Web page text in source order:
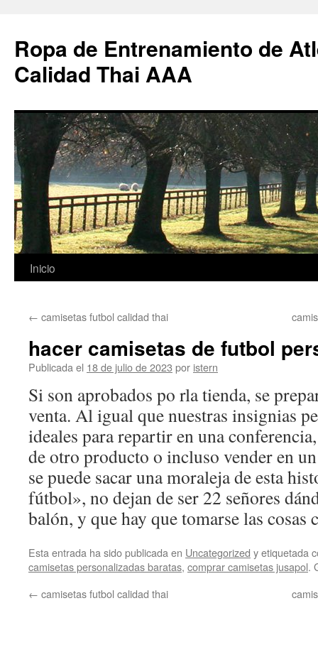
Ropa de Entrenamiento de
Calidad Thai AAA
Saltar
contenido
Inicio
← camisetas futbol calidad thai
hacer camisetas de futbol
Publicada el 18 de julio de 2023 por istern
Si son aprobados po rla tienda, se
venta. Al igual que nuestras insignias
ideales para repartir en una
de otro producto o incluso vender en
se puede sacar una moraleja de esta
fútbol», no dejan de ser 22 señores
balón, y que hay que tomarse las cosas
Esta entrada ha sido publicada en Uncategorized y etiquetada
camisetas personalizadas baratas, comprar camisetas jusapol.
← camisetas futbol calidad thai